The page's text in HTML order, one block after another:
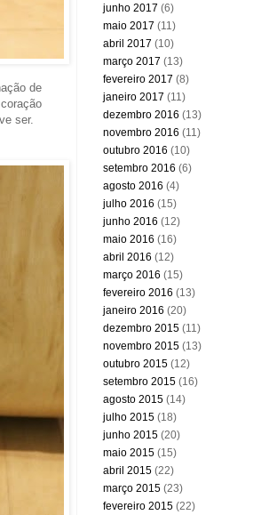
de
ser.
junho 2017 (6)
maio 2017 (11)
abril 2017 (10)
março 2017 (13)
fevereiro 2017 (8)
janeiro 2017 (11)
dezembro 2016 (13)
novembro 2016 (11)
outubro 2016 (10)
setembro 2016 (6)
agosto 2016 (4)
julho 2016 (15)
junho 2016 (12)
maio 2016 (16)
abril 2016 (12)
março 2016 (15)
fevereiro 2016 (13)
janeiro 2016 (20)
dezembro 2015 (11)
novembro 2015 (13)
outubro 2015 (12)
setembro 2015 (16)
agosto 2015 (14)
julho 2015 (18)
junho 2015 (20)
maio 2015 (15)
abril 2015 (22)
março 2015 (23)
fevereiro 2015 (22)